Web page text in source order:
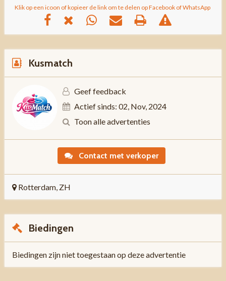
Klik op een icoon of kopieer de link om te delen op Facebook of WhatsApp
Kusmatch
Geef feedback
Actief sinds: 02, Nov, 2024
Toon alle advertenties
Contact met verkoper
Rotterdam, ZH
Biedingen
Biedingen zijn niet toegestaan op deze advertentie